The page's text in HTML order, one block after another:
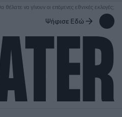
θέλατε να γίνουν οι επόμενες εθνικές εκλογές;
Ψήφισε Εδώ